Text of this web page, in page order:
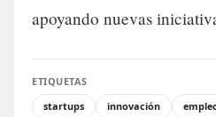
apoyando nuevas
ETIQUETAS
startups
innovación